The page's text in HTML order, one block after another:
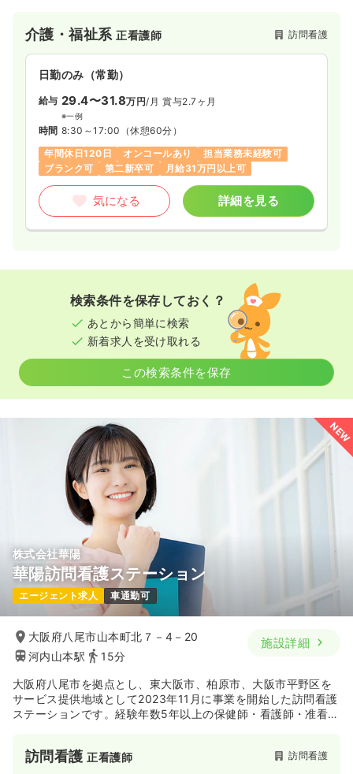
ビリも実施しており、住み慣れた地域で最期まで暮らしたいと
いう利用者さまの願いに応えるため、多職種が連携して柔軟な
支援を行っています。病院での看護経験を活かして地域包括ケ
アの中核で働きたい方や、一人の利用者さまと継続的に向き合
い、状況に合わせた適切なケアを提供したいと考える方に適し
た環境です。
介護・福祉系正看護師 訪問看護
日勤のみ（常勤）
給与 29.4〜31.8万円/月 賞与2.7ヶ月
※一例
時間 8:30～17:00 （休憩60分）
年間休日120日
オンコールあり
担当業務未経験可
ブランク可
第二新卒可 月給31万円以上可
気になる 詳細を見る
検索条件を保存しておく？
あとから簡単に検索
新着求人を受け取れる
この検索条件を保存
NEW
株式会社華陽
華陽訪問看護ステーション
エージェント求人 車通勤可
大阪府八尾市山本町北７－4－20
河内山本駅
15分
施設詳細
大阪府八尾市を拠点とし、東大阪市、柏原市、大阪市平野区を
サービス提供地域として2023年11月に事業を開始した訪問看護
ステーションです。経験年数5年以上の保健師・看護師・准看護
のご利用者様が居宅において自立した日常生活を営むことがで
訪問看護正看護師 訪問看護